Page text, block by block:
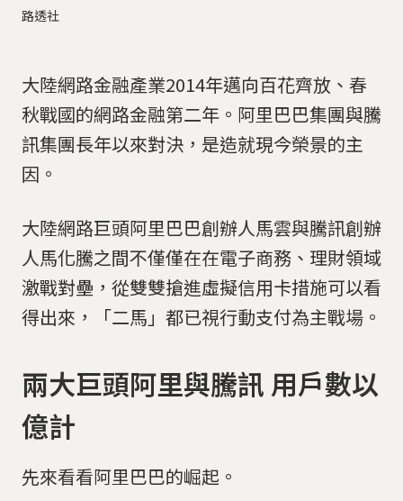
路透社
大陸網路金融產業2014年邁向百花齊放、春
秋戰國的網路金融第二年。阿里巴巴集團與騰
訊集團長年以來對決，是造就現今榮景的主
因。
大陸網路巨頭阿里巴巴創辦人馬雲與騰訊創辦
人馬化騰之間不僅僅在在電子商務、理財領域
激戰對壘，從雙雙搶進虛擬信用卡措施可以看
得出來，「二馬」都已視行動支付為主戰場。
兩大巨頭阿里與騰訊 用戶數以
億計
先來看看阿里巴巴的崛起。